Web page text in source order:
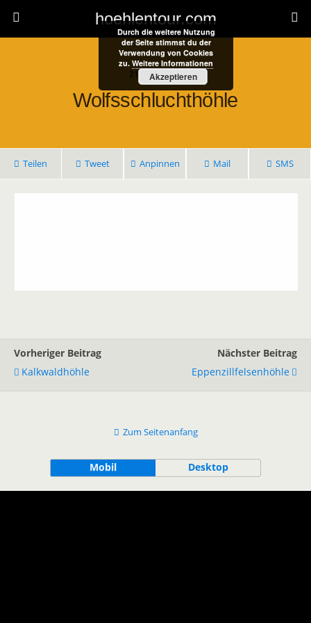
hoehlentour.com
21. April 2021
Wolfsschluchthöhle
Teilen Tweet Anpinnen Mail SMS
Vorheriger Beitrag
Kalkwaldhöhle
Nächster Beitrag
Eppenzillfelsenhöhle
Durch die weitere Nutzung
der Seite stimmst du der
Verwendung von Cookies
zu. Weitere Informationen
Akzeptieren
Zum Seitenanfang
Mobil Desktop